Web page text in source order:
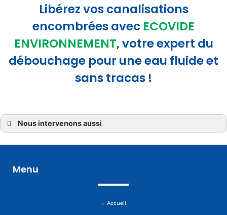
Libérez vos canalisations
encombrées avec ECOVIDE
ENVIRONNEMENT, votre expert du
débouchage pour une eau fluide et
sans tracas !
Nous intervenons aussi
» Entretien canalisations Langon
» Entretien canalisations Pellegrue
Menu
Accueil